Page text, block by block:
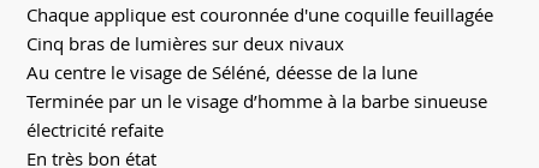
Chaque applique est couronnée d'une coquille feuillagée
Cinq bras de lumières sur deux nivaux
Au centre le visage de Séléné, déesse de la lune
Terminée par un le visage d’homme à la barbe sinueuse
électricité refaite
En très bon état